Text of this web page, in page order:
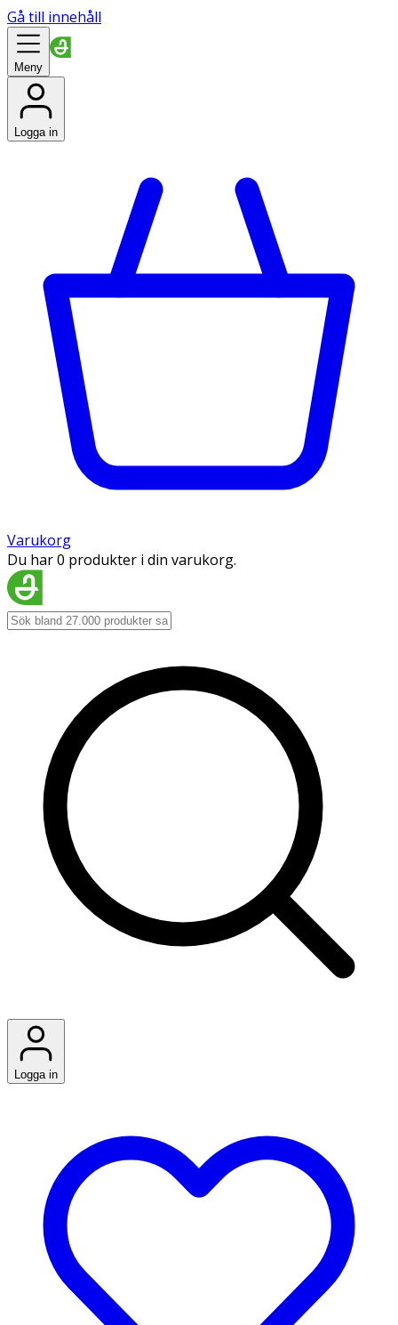
Gå till innehåll
Meny
Logga in
Varukorg
Du har 0 produkter i din varukorg.
Logga in